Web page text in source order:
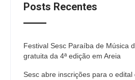
Posts Recentes
Festival Sesc Paraíba de Música
gratuita da 4ª edição em Areia
Sesc abre inscrições para o